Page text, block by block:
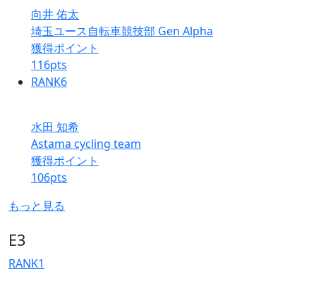
向井 佑太
埼玉ユース自転車競技部 Gen Alpha
獲得ポイント
116pts
RANK6
水田 知希
Astama cycling team
獲得ポイント
106pts
もっと見る
E3
RANK1